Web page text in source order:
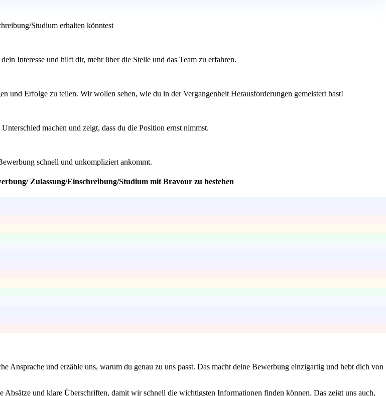
Studium erhalten könntest
Interesse und hilft dir, mehr über die Stelle und das Team zu erfahren.
und Erfolge zu teilen. Wir wollen sehen, wie du in der Vergangenheit Herausforderungen gemeistert hast!
machen und zeigt, dass du die Position ernst nimmst.
schnell und unkompliziert ankommt.
Zulassung/Einschreibung/Studium mit Bravour zu bestehen
Ansprache und erzähle uns, warum du genau zu uns passt. Das macht deine Bewerbung einzigartig und hebt dich von
und klare Überschriften, damit wir schnell die wichtigsten Informationen finden können. Das zeigt uns auch,